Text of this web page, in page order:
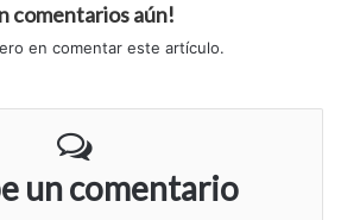
comentarios aún!
en comentar este artículo.
un comentario